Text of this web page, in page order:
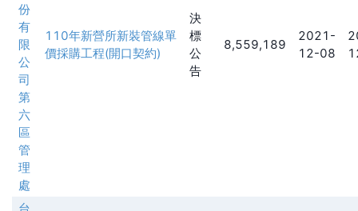
份
有
限
公
司
第
六
區
管
理
處
110年新營所新裝管線單
價採購工程(開口契約)
決
標
公
告
8,559,189
2021-
12-08